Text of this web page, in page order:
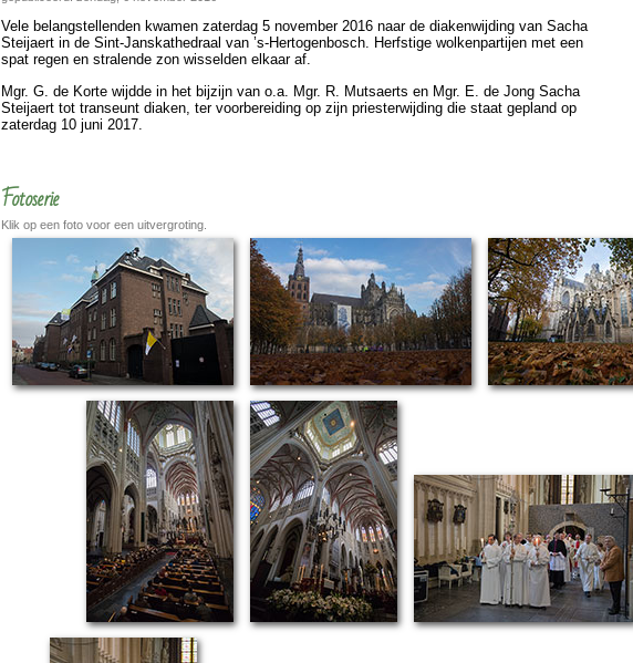
Vele belang­stel­len­den kwamen zater­dag 5 no­vem­ber 2016 naar de diaken­wij­ding van Sacha
Steijaert in de Sint-Jans­kathe­draal van ’s-Hertogen­bosch. Herfs­tige wolkenpartijen met een
spat regen en stralende zon wissel­den elkaar af.
Mgr. G. de Korte wijdde in het bij­zijn van o.a. Mgr. R. Mutsaerts en Mgr. E. de Jong Sacha
Steijaert tot transeunt diaken, ter voor­be­rei­ding op zijn pries­ter­wij­ding die staat gepland op
zater­dag 10 juni 2017.
Fotoserie
Klik op een foto voor een uitvergroting.